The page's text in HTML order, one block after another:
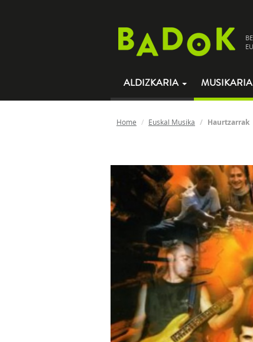
ALDIZKARIA
Home Euskal Musika Haurtzarrak